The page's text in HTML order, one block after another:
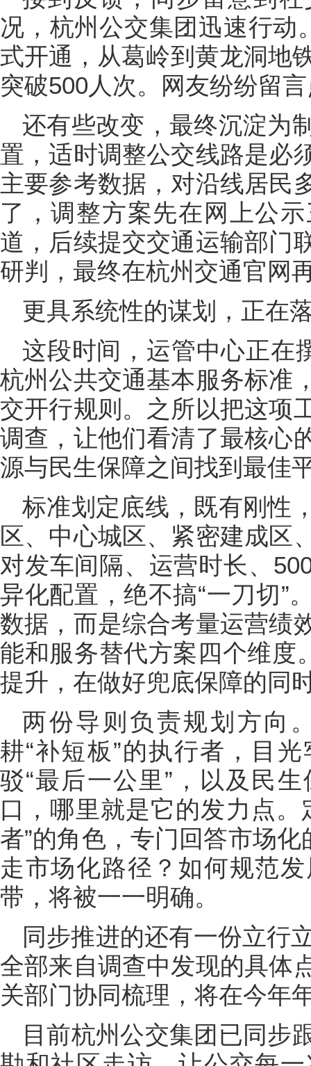
况，杭州公交集团迅速行动
式开通，从葛岭到黄龙洞地
突破500人次。网友纷纷留言
还有些改变，最终沉淀为
置，适时调整公交线路是必
主要参考数据，对沿线居民
了，调整方案先在网上公
道，后续提交交通运输部门
研判，最终在杭州交通官网
更具系统性的谋划，正在
这段时间，运管中心正在
杭州公共交通基本服务标准
交开行规则。之所以把这项
调查，让他们看清了最核心
源与民生保障之间找到最佳
标准划定底线，既有刚性
区、中心城区、紧密建成区
对发车间隔、运营时长、
异化配置，绝不搞“一刀切”
数据，而是综合考量运营绩
能和服务替代方案四个维度
提升，在做好兜底保障的同
两份导则负责规划方向
耕“补短板”的执行者，目
驳“最后一公里”，以及民
口，哪里就是它的发力点
者”的角色，专门回答市场
走市场化路径？如何规范
带，将被一一明确。
同步推进的还有一份立行
全部来自调查中发现的具体
关部门协同梳理，将在今年
目前杭州公交集团已同步